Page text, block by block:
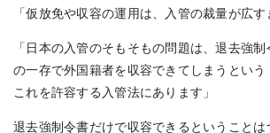
「仮放免や収容の運用は、入管の裁量が広す
「日本の入管のそもそもの問題は、退去強
の一存で外国籍者を収容できてしまうという
これを許容する入管法にあります」
退去強制令書だけで収容できるということは